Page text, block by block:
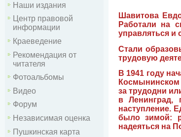
Наши издания
Центр правовой
информации
Краеведение
Рекомендация от
читателя
Фотоальбомы
Видео
Форум
Независимая оценка
Пушкинская карта
Шавитова
Работали на
управляться и
Стали
трудовую
В 1941 году
Космынинском
за трудодни
в Ленинград,
наступление.
было зимой:
надеяться на